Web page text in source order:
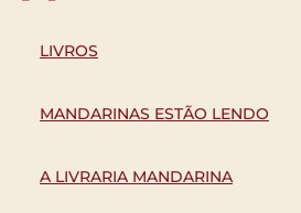
LIVROS
MANDARINAS ESTÃO LENDO
A LIVRARIA MANDARINA